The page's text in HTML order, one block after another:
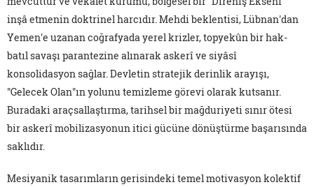
inşâ etmenin doktrinel harcıdır. Mehdi beklentisi, Lübnan'dan
Yemen'e uzanan coğrafyada yerel krizler, topyekûn bir hak-
batıl savaşı parantezine alınarak askerî ve siyâsî
konsolidasyon sağlar. Devletin stratejik derinlik arayışı,
"Gelecek Olan"ın yolunu temizleme görevi olarak kutsanır.
Buradaki araçsallaştırma, tarihsel bir mağduriyeti sınır ötesi
bir askerî mobilizasyonun itici gücüne dönüştürme başarısında
saklıdır.
Mesiyanik tasarımların gerisindeki temel motivasyon kolektif